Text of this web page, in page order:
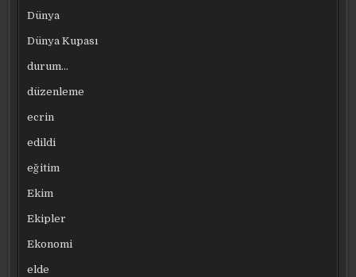
Dünya
Dünya Kupası
durum…
düzenleme
ecrin
edildi
eğitim
Ekim
Ekipler
Ekonomi
elde